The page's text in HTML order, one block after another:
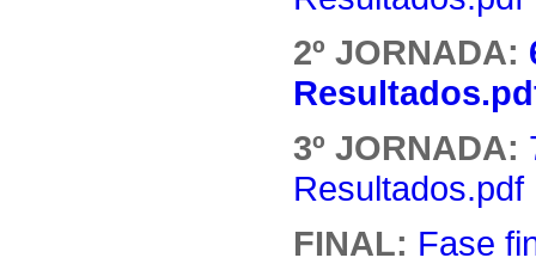
2º JORNADA:
3º JORNADA:
Resultados.pdf
FINAL: Fase